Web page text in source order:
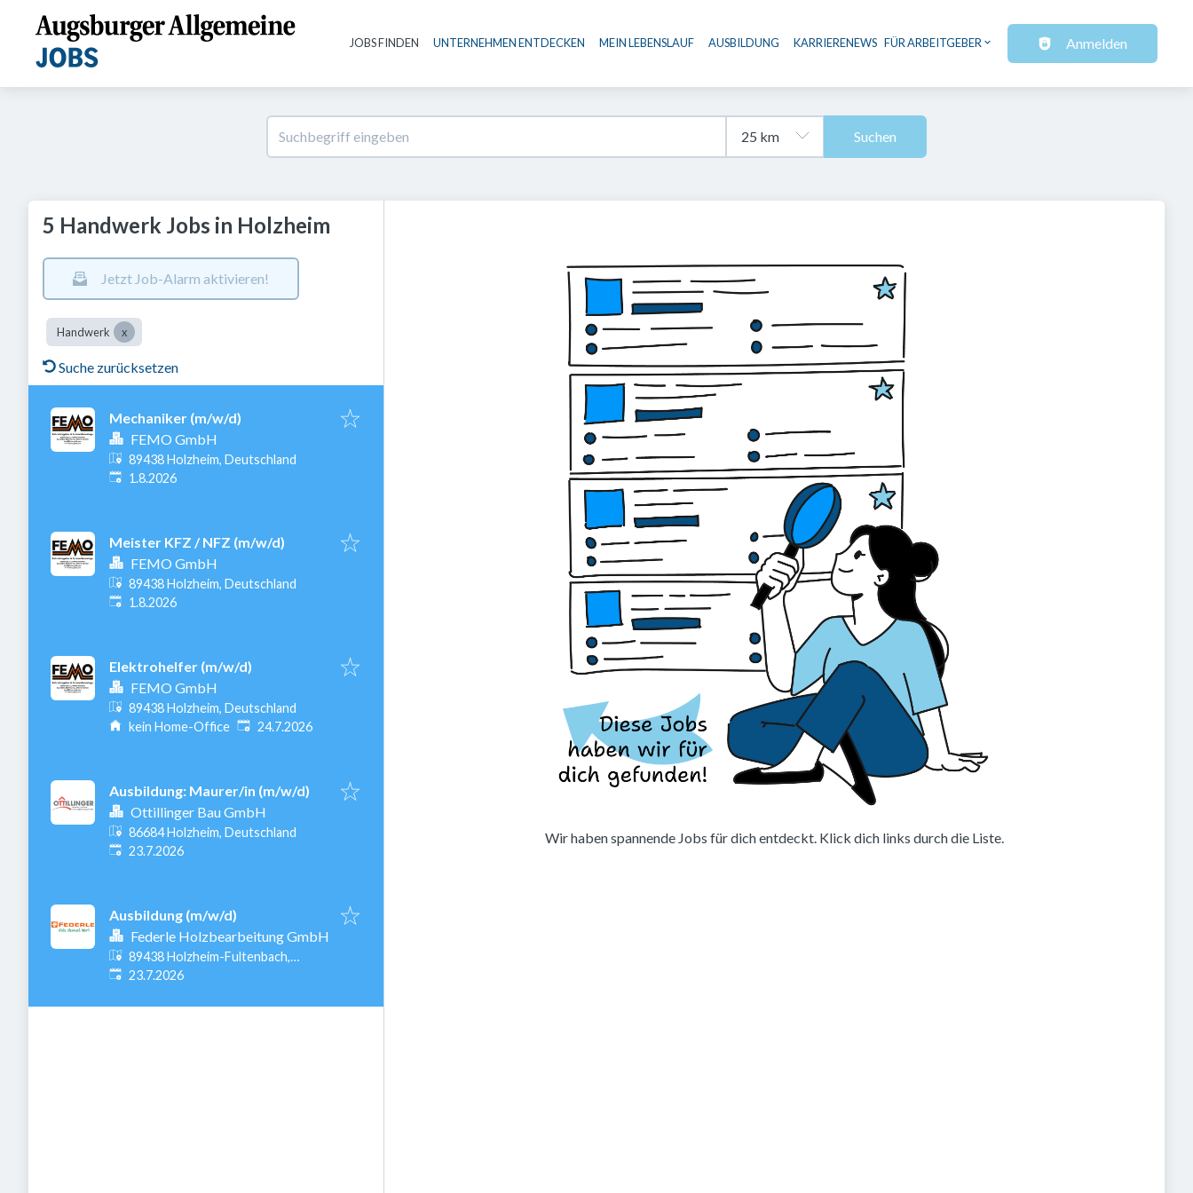
Haupt-Navigation
JOBS FINDEN UNTERNEHMEN ENTDECKEN MEIN LEBENSLAUF AUSBILDUNG KARRIERENEWS FÜR ARBEITGEBER Anmelden
Suchen
5 Handwerk Jobs in Holzheim
Jetzt Job-Alarm aktivieren!
Handwerk
Suche zurücksetzen
Mechaniker (m/w/d)
FEMO GmbH
89438 Holzheim, Deutschland
Veröffentlicht
1.8.2026
Meister KFZ / NFZ (m/w/d)
FEMO GmbH
89438 Holzheim, Deutschland
Veröffentlicht
1.8.2026
Elektrohelfer (m/w/d)
FEMO GmbH
89438 Holzheim, Deutschland
kein Home-Office Veröffentlicht
24.7.2026
Ausbildung: Maurer/in (m/w/d)
Ottillinger Bau GmbH
86684 Holzheim, Deutschland
Veröffentlicht
23.7.2026
Ausbildung (m/w/d)
Federle Holzbearbeitung GmbH
89438 Holzheim-Fultenbach,
Deutschland
Veröffentlicht
23.7.2026
Wir haben spannende Jobs für dich entdeckt. Klick dich links durch die Liste.